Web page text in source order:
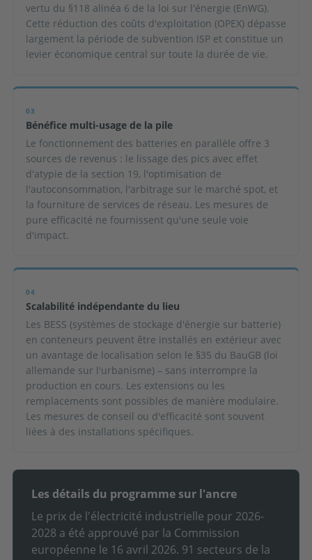
vertu du §118 alinéa 6 de la loi sur l'énergie (EnWG).
Cette réduction des coûts d'exploitation (OPEX) dépasse
largement la période de subvention ISP et constitue un
levier économique central sur toute la durée de vie.
03
Bénéfice multi-usage de la pile
Le fonctionnement des batteries en parallèle offre 3
sources de revenus : le lissage des pics avec effet
d'atypie de la section 19, l'optimisation de
l'autoconsommation, l'arbitrage sur le marché spot, et
la fourniture de services de réseau. Les mesures de
pure efficacité ne fournissent qu'une seule voie
d'impact.
04
Scalabilité indépendante du lieu
Les BESS (systèmes de stockage d'énergie sur batterie)
en conteneurs peuvent être installés en extérieur avec
un avantage de localisation selon le §35 du BauGB (loi
allemande sur l'urbanisme) – sans interrompre la
production en cours. Les extensions ou les
remplacements sont possibles de manière modulaire.
Les mesures de conseil ou d'efficacité sont souvent
liées à des installations spécifiques.
Les détails du programme sur l'ancre
Le prix de l'électricité industrielle pour 2026-
2028 a été approuvé par la Commission
européenne le 16 avril 2026. 91 secteurs de la